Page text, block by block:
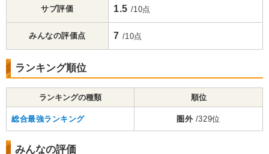
サブ評価 1.5 /10点
みんなの評価点 7 /10点
ランキング順位
ランキングの種類 順位
総合最強ランキング 圏外 /329位
みんなの評価